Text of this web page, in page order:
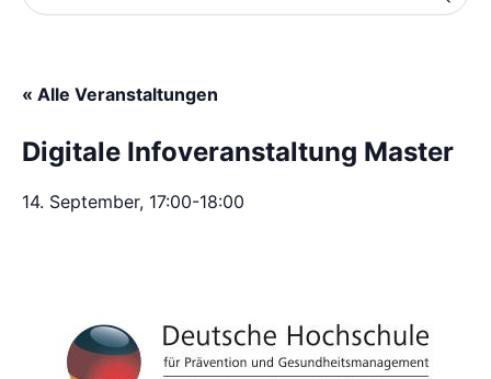
« Alle Veranstaltungen
Digitale Infoveranstaltung Master
14. September, 17:00-18:00